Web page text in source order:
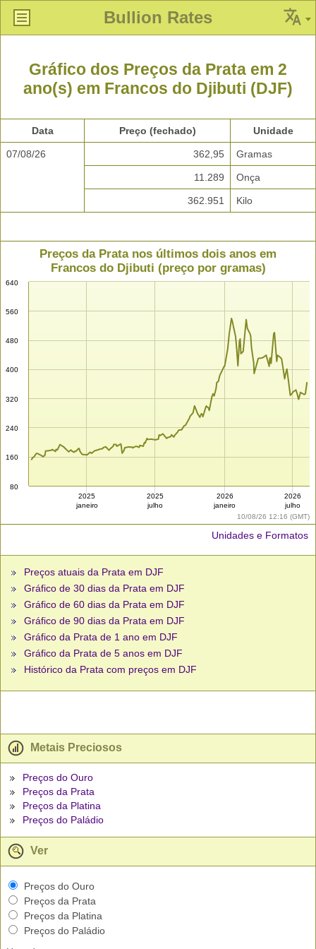
Bullion Rates
Gráfico dos Preços da Prata em 2
ano(s) em Francos do Djibuti (DJF)
Data Preço (fechado) Unidade
07/08/26 362,95 Gramas
11.289 Onça
362.951 Kilo
10/08/26 12:16 (GMT)
Preços da Prata nos últimos dois anos em
Francos do Djibuti (preço por gramas)
80
160
240
320
400
480
560
640
2025
janeiro
2025
julho
2026
janeiro
2026
julho
Unidades e Formatos
Preços atuais da Prata em DJF
Gráfico de 30 dias da Prata em DJF
Gráfico de 60 dias da Prata em DJF
Gráfico de 90 dias da Prata em DJF
Gráfico da Prata de 1 ano em DJF
Gráfico da Prata de 5 anos em DJF
Histórico da Prata com preços em DJF
Metais Preciosos
Preços do Ouro
Preços da Prata
Preços da Platina
Preços do Paládio
Ver
Preços do Ouro
Preços da Prata
Preços da Platina
Preços do Paládio